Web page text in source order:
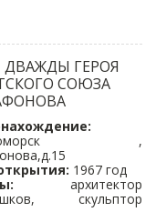
ГЕРОЯ
СОЮЗА
,
1967 год
архитектор
скульптор